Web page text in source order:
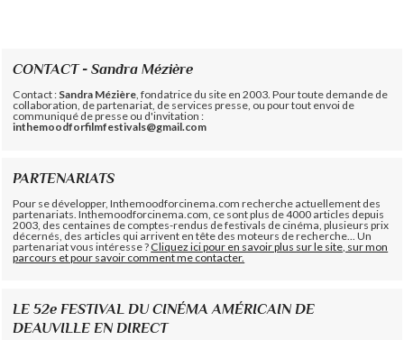
CONTACT - Sandra Mézière
Contact : Sandra Mézière , fondatrice du site en 2003. Pour toute demande de
collaboration, de partenariat, de services presse, ou pour tout envoi de
communiqué de presse ou d'invitation :
inthemoodforfilmfestivals@gmail.com
PARTENARIATS
Pour se développer, Inthemoodforcinema.com recherche actuellement des
partenariats. Inthemoodforcinema.com, ce sont plus de 4000 articles depuis
2003, des centaines de comptes-rendus de festivals de cinéma, plusieurs prix
décernés, des articles qui arrivent en tête des moteurs de recherche... Un
partenariat vous intéresse ?Cliquez ici pour en savoir plus sur le site, sur mon
parcours et pour savoir comment me contacter.
LE 52e FESTIVAL DU CINÉMA AMÉRICAIN DE
DEAUVILLE EN DIRECT